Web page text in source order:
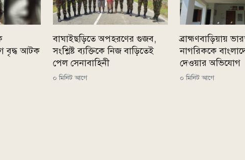
বৃদ্ধ আটক
বাঘাইছড়িতে অপহরণের গুজব,
সংশ্লিষ্ট ব্যক্তিকে নিজ বাড়িতেই
পেল সেনাবাহিনী
০ মিনিট আগে
ব্রাহ্মণবাড়িয়ায়
নাগরিককে
দেওয়ার অভিযোগ
০ মিনিট আগে